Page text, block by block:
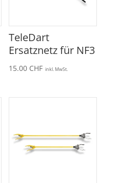
TeleDart
Ersatznetz für NF3
15.00 CHF inkl. MwSt.